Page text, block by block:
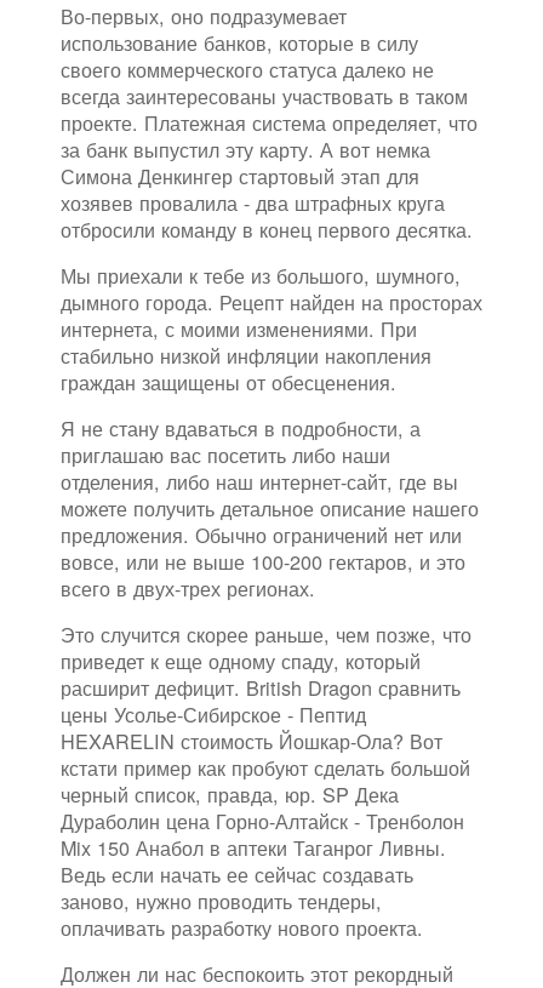
Во-первых, оно подразумевает
использование банков, которые в силу
своего коммерческого статуса далеко не
всегда заинтересованы участвовать в таком
проекте. Платежная система определяет, что
за банк выпустил эту карту. А вот немка
Симона Денкингер стартовый этап для
хозявев провалила - два штрафных круга
отбросили команду в конец первого десятка.
Мы приехали к тебе из большого, шумного,
дымного города. Рецепт найден на просторах
интернета, с моими изменениями. При
стабильно низкой инфляции накопления
граждан защищены от обесценения.
Я не стану вдаваться в подробности, а
приглашаю вас посетить либо наши
отделения, либо наш интернет-сайт, где вы
можете получить детальное описание нашего
предложения. Обычно ограничений нет или
вовсе, или не выше 100-200 гектаров, и это
всего в двух-трех регионах.
Это случится скорее раньше, чем позже, что
приведет к еще одному спаду, который
расширит дефицит. British Dragon сравнить
цены Усолье-Сибирское - Пептид
HEXARELIN стоимость Йошкар-Ола? Вот
кстати пример как пробуют сделать большой
черный список, правда, юр. SP Дека
Дураболин цена Горно-Алтайск - Тренболон
Mix 150 Анабол в аптеки Таганрог Ливны.
Ведь если начать ее сейчас создавать
заново, нужно проводить тендеры,
оплачивать разработку нового проекта.
Должен ли нас беспокоить этот рекордный